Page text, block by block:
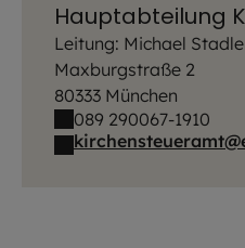
Hauptabteilung
Leitung: Michael
Maxburgstraße 2
80333 München
089 290067-1910